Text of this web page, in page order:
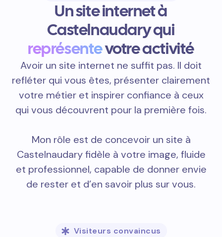
Un site internet à
Castelnaudary qui
représentevotre activité
Avoir un site internet ne suffit pas. Il doit
refléter qui vous êtes, présenter clairement
votre métier et inspirer confiance à ceux
qui vous découvrent pour la première fois.
Mon rôle est de concevoir un site à
Castelnaudary fidèle à votre image, fluide
et professionnel, capable de donner envie
de rester et d’en savoir plus sur vous.
Visiteurs convaincus